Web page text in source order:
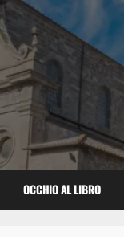
OCCHIO AL LIBRO